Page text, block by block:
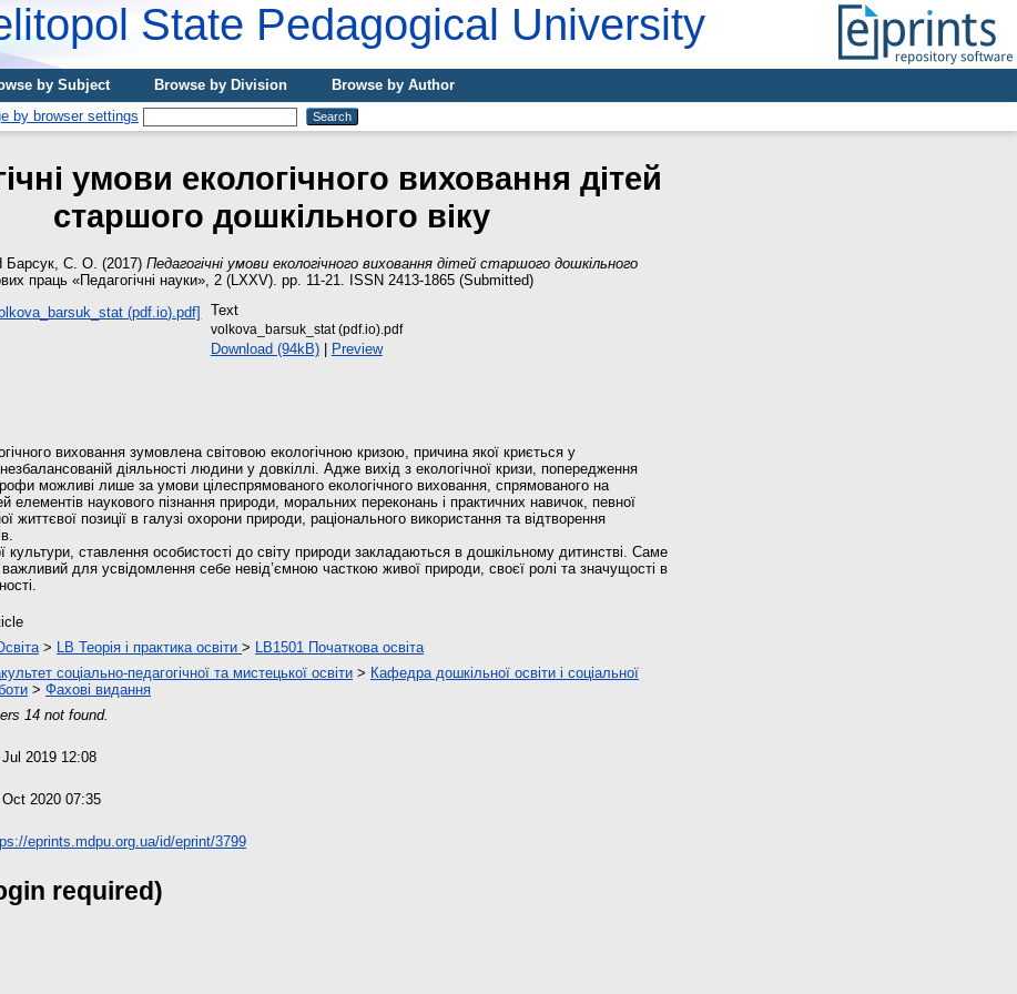
State Pedagogical University
by Subject Browse by Division
Browse by Author
умови екологічного виховання дітей
старшого дошкільного віку
Барсук, С. О. (2017) Педагогічні умови екологічного виховання дітей старшого дошкільного
праць «Педагогічні науки», 2 (LXXV). pp. 11-21. ISSN 2413-1865 (Submitted)
Text
volkova_barsuk_stat (pdf.io).pdf
Download (94kB)| Preview
виховання зумовлена світовою екологічною кризою, причина якої криється у
діяльності людини у довкіллі. Адже вихід з екологічної кризи, попередження
можливі лише за умови цілеспрямованого екологічного виховання, спрямованого на
елементів наукового пізнання природи, моральних переконань і практичних навичок, певної
життєвої позиції в галузі охорони природи, раціонального використання та відтворення
культури, ставлення особистості до світу природи закладаються в дошкільному дитинстві. Саме
для усвідомлення себе невід’ємною часткою живої природи, своєї ролі та значущості в
> LB Теорія і практика освіти > LB1501 Початкова освіта
соціально-педагогічної та мистецької освіти > Кафедра дошкільної освіти і соціальної
> Фахові видання
14 not found.
2019 12:08
Oct 2020 07:35
eprints.mdpu.org.ua/id/eprint/3799
required)